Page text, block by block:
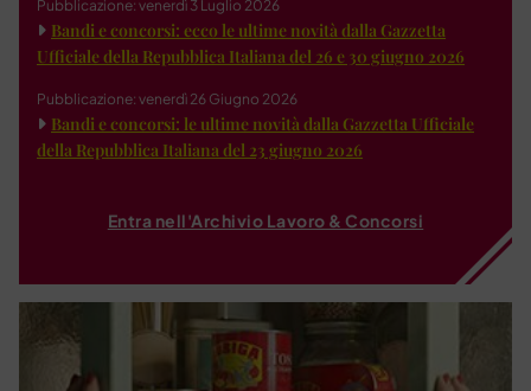
Pubblicazione: venerdì 3 Luglio 2026
Bandi e concorsi: ecco le ultime novità dalla Gazzetta
Ufficiale della Repubblica Italiana del 26 e 30 giugno 2026
Pubblicazione: venerdì 26 Giugno 2026
Bandi e concorsi: le ultime novità dalla Gazzetta Ufficiale
della Repubblica Italiana del 23 giugno 2026
Entra nell'Archivio Lavoro & Concorsi